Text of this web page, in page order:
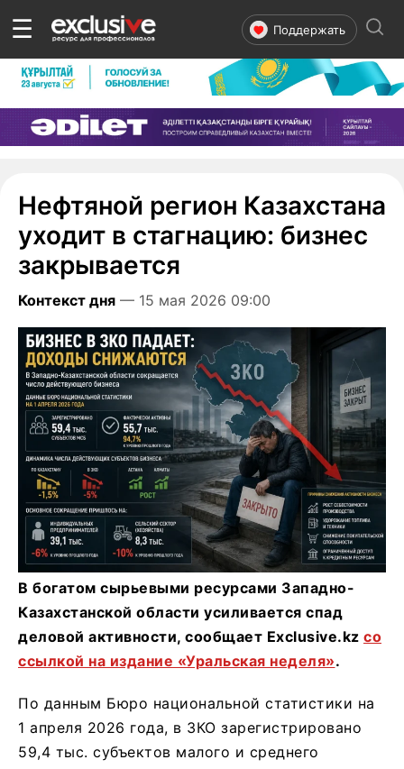
☰ Поддержать
Нефтяной регион Казахстана
уходит в стагнацию: бизнес
закрывается
Контекст дня — 15 мая 2026 09:00
В богатом сырьевыми ресурсами Западно-
Казахстанской области усиливается спад
деловой активности, сообщает Exclusive.kz со
ссылкой на издание «Уральская неделя».
По данным Бюро национальной статистики на
1 апреля 2026 года, в ЗКО зарегистрировано
59,4 тыс. субъектов малого и среднего